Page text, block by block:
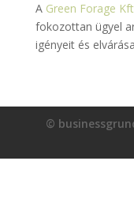
A Green Forage
fokozottan ügyel
igényeit és
©